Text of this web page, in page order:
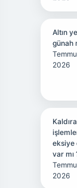
Altın
günah
2026
eksiye
var mı
2026